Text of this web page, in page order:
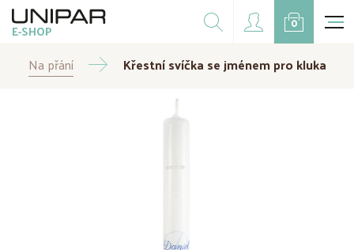
E-SHOP
Dárkové balíčky
Doplňky
Doprodej
Kampaně
CZK EUR
0
Na přání Křestní svíčka se jménem pro kluka